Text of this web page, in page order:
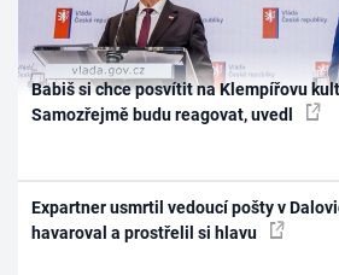
Babiš si chce posvítit na Klempířovu
Samozřejmě budu reagovat, uvedl
Expartner usmrtil vedoucí pošty v
havaroval a prostřelil si hlavu